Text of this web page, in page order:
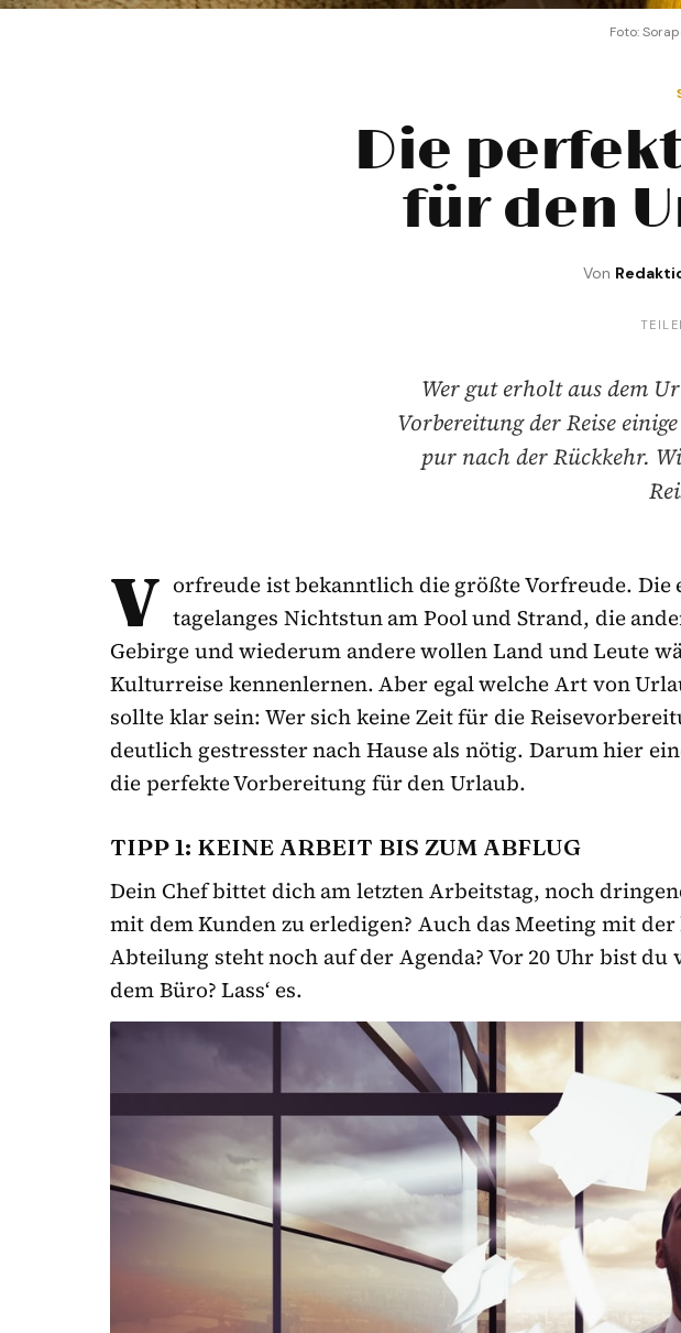
Foto:
Die
für den
Von
Wer gut erholt aus dem
Vorbereitung der Reise
pur nach der Rückkehr.
V orfreude ist bekanntlich die größte Vorfreude. Die
tagelanges Nichtstun am Pool und Strand, die
Gebirge und wiederum andere wollen Land und Leute
Kulturreise kennenlernen. Aber egal welche Art von
sollte klar sein: Wer sich keine Zeit für die
deutlich gestresster nach Hause als nötig. Darum hier
die perfekte Vorbereitung für den Urlaub.
TIPP 1: KEINE ARBEIT BIS ZUM ABFLUG
Dein Chef bittet dich am letzten Arbeitstag, noch
mit dem Kunden zu erledigen? Auch das Meeting mit
Abteilung steht noch auf der Agenda? Vor 20 Uhr bist
dem Büro? Lass‘ es.